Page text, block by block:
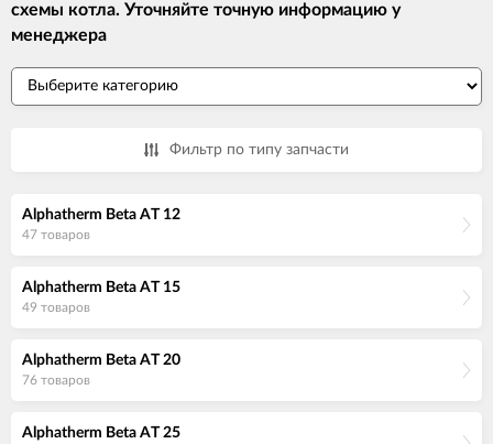
схемы котла. Уточняйте точную информацию у
менеджера
Фильтр по типу запчасти
Alphatherm Beta AT 12
47 товаров
Alphatherm Beta AT 15
49 товаров
Alphatherm Beta AT 20
76 товаров
Alphatherm Beta AT 25